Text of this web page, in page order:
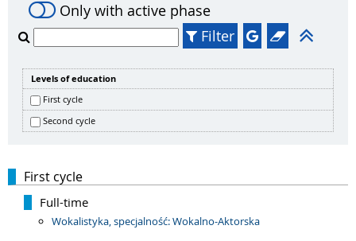
Only with active phase
Filter
Levels of education
First cycle
Second cycle
First cycle
Full-time
Wokalistyka, specjalność: Wokalno-Aktorska